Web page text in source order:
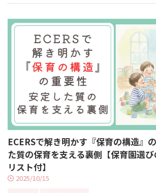
ECERSで解き明かす『保育の構造』
た質の保育を支える裏側【保育園選
リスト付】
2025/10/15